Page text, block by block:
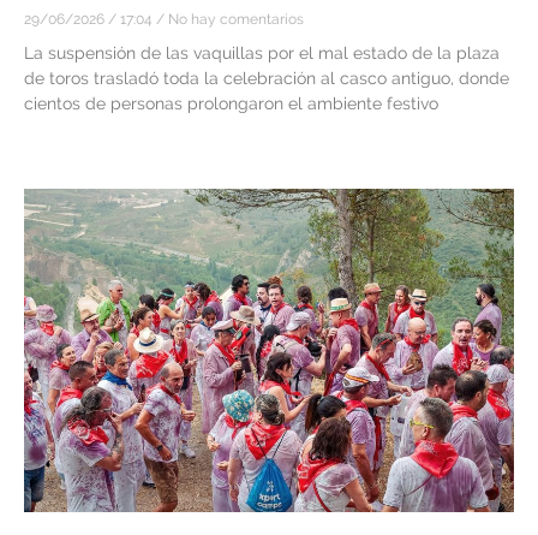
29/06/2026 17:04 No hay comentarios
La suspensión de las vaquillas por el mal estado de la plaza
de toros trasladó toda la celebración al casco antiguo, donde
cientos de personas prolongaron el ambiente festivo